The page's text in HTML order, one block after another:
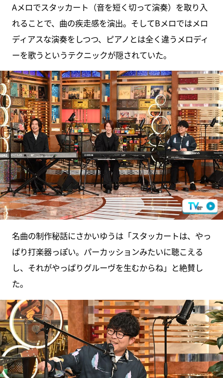
Aメロでスタッカート（音を短く切って演奏）を取り入
れることで、曲の疾走感を演出。そしてBメロではメロ
ディアスな演奏をしつつ、ピアノとは全く違うメロディ
ーを歌うというテクニックが隠されていた。
名曲の制作秘話にさかいゆうは「スタッカートは、やっ
ぱり打楽器っぽい。パーカッションみたいに聴こえる
し、それがやっぱりグルーヴを生むからね」と絶賛し
た。